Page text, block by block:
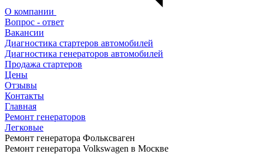
О компании
Вопрос - ответ
Вакансии
Диагностика стартеров автомобилей
Диагностика генераторов автомобилей
Продажа стартеров
Цены
Отзывы
Контакты
Главная
Ремонт генераторов
Легковые
Ремонт генератора Фольксваген
Ремонт генератора Volkswagen в Москве